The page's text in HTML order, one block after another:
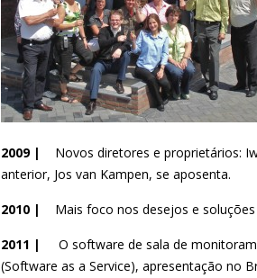
2009 |
Novos diretores e proprietários:
anterior, Jos van Kampen, se aposenta.
2010 | Mais foco nos desejos e
2011 | O software de sala de
(Software as a Service), apresentação no